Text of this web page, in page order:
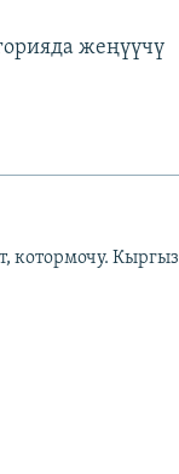
жеңүүчү
котормочу. Кыргыз